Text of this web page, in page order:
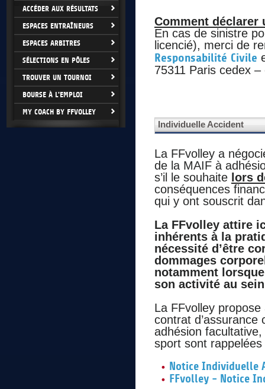
ACCÉDER AUX RÉSULTATS
ESPACES ENTRAÎNEURS
ESPACES ARBITRES
SÉLECTIONS EN PÔLES
TROUVER UN TOURNOI
BOURSE À L'EMPLOI
MY COACH BY FFVOLLEY
Comment déclarer
En cas de sinistre
licencié), merci de
Responsabilité Civile
75311 Paris cedex
Individuelle Accident
La FFvolley a
de la MAIF à
s’il le souhaite lors
conséquences
qui y ont souscrit
La FFvolley attire
inhérents à la
nécessité d’être
dommages
notamment
son activité au
La FFvolley
contrat
adhésion
sport sont
Notice Individuelle
FFvolley - Notice